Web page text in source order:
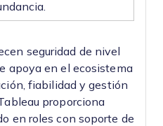
seguridad de nivel
apoya en el ecosistema
fiabilidad y gestión
proporciona
en roles con soporte de